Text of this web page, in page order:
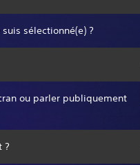
sélectionné(e) ?
ou parler publiquement
?